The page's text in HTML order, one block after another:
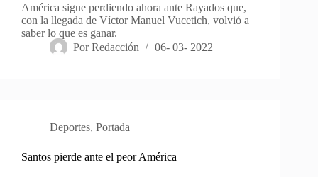
América sigue perdiendo ahora ante Rayados que,
con la llegada de Víctor Manuel Vucetich, volvió a
saber lo que es ganar.
Por Redacción 06- 03- 2022
Deportes, Portada
Santos pierde ante el peor América